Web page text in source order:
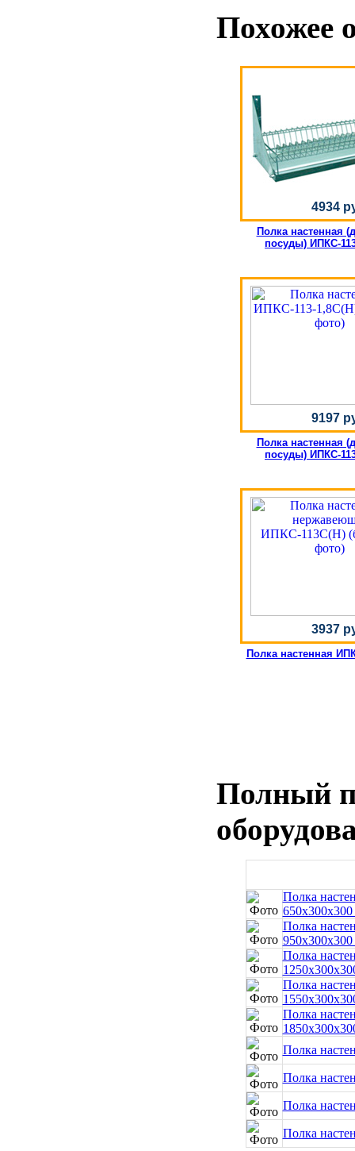
Похожее
4934
Полка настенная
посуды) ИПКС-
9197
Полка настенная
посуды) ИПКС-
3937
Полка настенная
Полный
Полка
Полка
Полка
Полка
Полка
Полка
Полка
Полка
Полка